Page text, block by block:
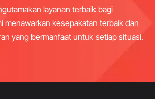
layanan terbaik bagi
menawarkan kesepakatan terbaik dan
yang bermanfaat untuk setiap situasi.